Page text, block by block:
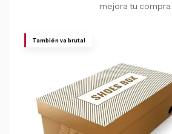
mejora tu compra.
También va brutal